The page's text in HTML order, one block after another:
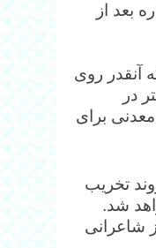
بعد از
آنقدر روی
این حوزه را ناامید کرده‌اند. او کاهش تراز آب تالاب از ۸ متر در
برای
از روند تخریب
شد.
شاعرانی